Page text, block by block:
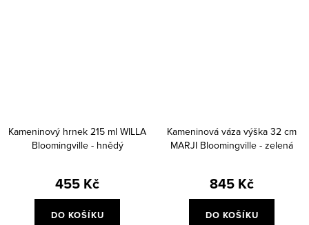
Kameninový hrnek 215 ml WILLA
Bloomingville - hnědý
455 Kč
DO KOŠÍKU
Kameninová váza výška 32 cm
MARJI Bloomingville - zelená
845 Kč
DO KOŠÍKU